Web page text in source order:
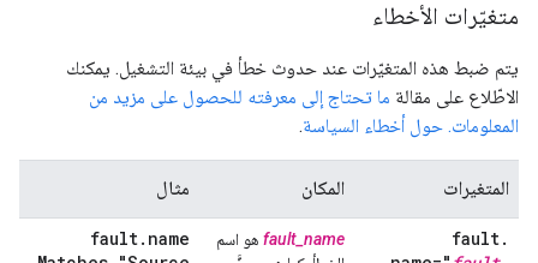
متغيّرات الأخطاء
يتم ضبط هذه المتغيّرات عند حدوث خطأ في بيئة التشغيل. يمكنك
الاطّلاع على مقالة ما تحتاج إلى معرفته للحصول على مزيد من
المعلومات. حول أخطاء السياسة.
المتغيرات المكان مثال
fault.
fault_name هو اسم
fault. name